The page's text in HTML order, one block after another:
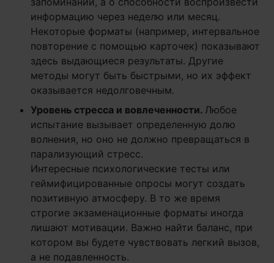
информацию через неделю или месяц.
Некоторые форматы (например, интервальное
повторение с помощью карточек) показывают
здесь выдающиеся результаты. Другие
методы могут быть быстрыми, но их эффект
оказывается недолговечным.
Уровень стресса и вовлеченности. Любое
испытание вызывает определенную долю
волнения, но оно не должно превращаться в
парализующий стресс.
Интересные психологические тесты или
геймифицированные опросы могут создать
позитивную атмосферу. В то же время
строгие экзаменационные форматы иногда
лишают мотивации. Важно найти баланс, при
котором вы будете чувствовать легкий вызов,
а не подавленность.